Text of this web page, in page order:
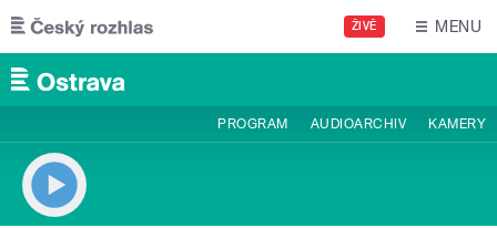
Přejít k hlavnímu obsahu
ŽIVĚ MENU
PROGRAM AUDIOARCHIV KAMERY